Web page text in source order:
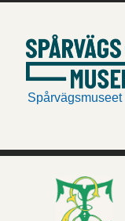
Spårvägsmuseet